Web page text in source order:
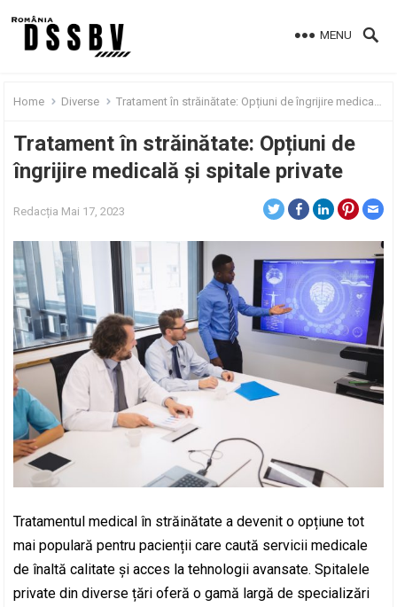
MENU
Home Diverse Tratament în străinătate: Opțiuni de îngrijire medicală și spitale private
Tratament în străinătate: Opțiuni de
îngrijire medicală și spitale private
Redacția Mai 17, 2023
Tratamentul medical în străinătate a devenit o opțiune tot
mai populară pentru pacienții care caută servicii medicale
de înaltă calitate și acces la tehnologii avansate. Spitalele
private din diverse țări oferă o gamă largă de specializări